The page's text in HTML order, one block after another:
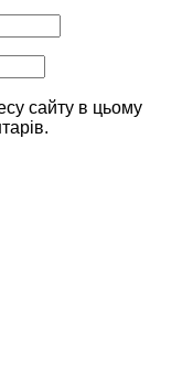
сайту в цьому